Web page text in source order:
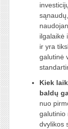
ilgalaikė
ir yra
galutinė
Kiek
baldų
nuo
galutinio
dvylikos